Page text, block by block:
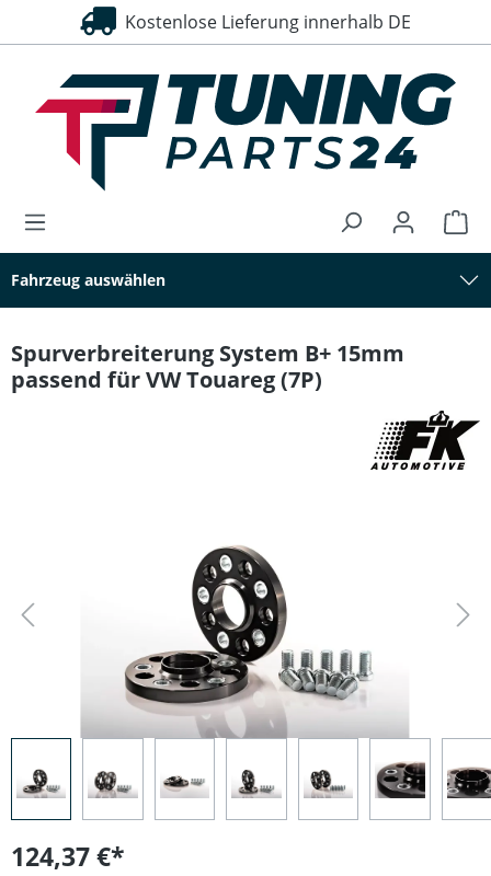
springen Kostenlose Lieferung innerhalb DE
Fahrzeug auswählen
Spurverbreiterung System B+ 15mm
passend für VW Touareg (7P)
124,37 €*